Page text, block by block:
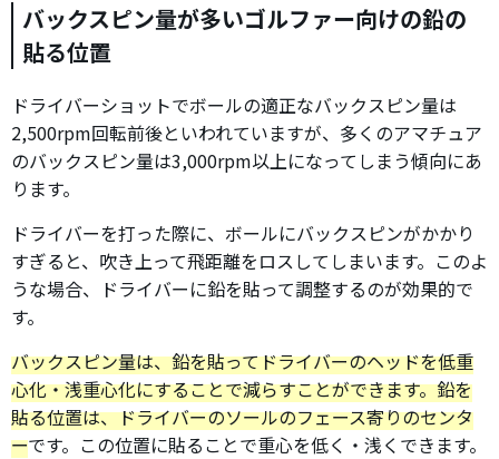
バックスピン量が多いゴルファー向けの鉛の
貼る位置
ドライバーショットでボールの適正なバックスピン量は
2,500rpm回転前後といわれていますが、多くのアマチュア
のバックスピン量は3,000rpm以上になってしまう傾向にあ
ります。
ドライバーを打った際に、ボールにバックスピンがかかり
すぎると、吹き上って飛距離をロスしてしまいます。このよ
うな場合、ドライバーに鉛を貼って調整するのが効果的で
す。
バックスピン量は、鉛を貼ってドライバーのヘッドを低重
心化・浅重心化にすることで減らすことができます。鉛を
貼る位置は、ドライバーのソールのフェース寄りのセンタ
ーです。この位置に貼ることで重心を低く・浅くできます。